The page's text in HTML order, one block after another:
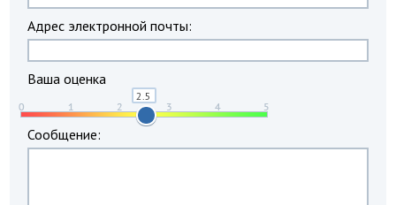
Адрес электронной почты:
Ваша оценка
Сообщение: